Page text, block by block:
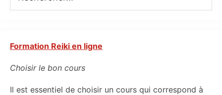
Formation Reiki en ligne
Choisir le bon cours
Il est essentiel de choisir un cours qui correspond à